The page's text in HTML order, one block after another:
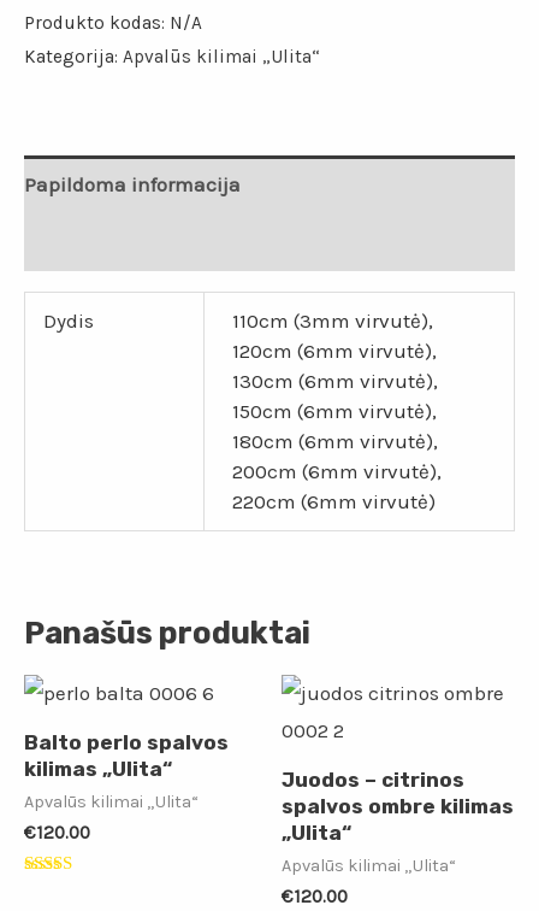
Produkto kodas: N/A
Kategorija: Apvalūs kilimai „Ulita“
Papildoma informacija
Dydis
110cm (3mm virvutė),
120cm (6mm virvutė),
130cm (6mm virvutė),
150cm (6mm virvutė),
180cm (6mm virvutė),
200cm (6mm virvutė),
220cm (6mm virvutė)
Panašūs produktai
Balto perlo spalvos
kilimas „Ulita“
Apvalūs kilimai „Ulita“
€120.00
Juodos – citrinos
spalvos ombre kilimas
„Ulita“
Apvalūs kilimai „Ulita“
€120.00